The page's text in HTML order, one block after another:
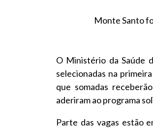
Monte Santo
O Ministério da Saúde
selecionadas na
que somadas
aderiram ao programa
Parte das vagas estão